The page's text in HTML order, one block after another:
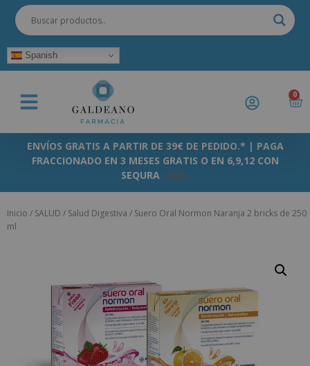
Spanish
0
ENVÍOS GRATIS A PARTIR DE 39€ DE PEDIDO.* | PAGA
FRACCIONADO EN 3 MESES GRATIS O EN 6,9,12 CON
SEQURA +info
Inicio / SALUD / Salud Digestiva / Suero Oral Normon Naranja 2 bricks de 250
ml